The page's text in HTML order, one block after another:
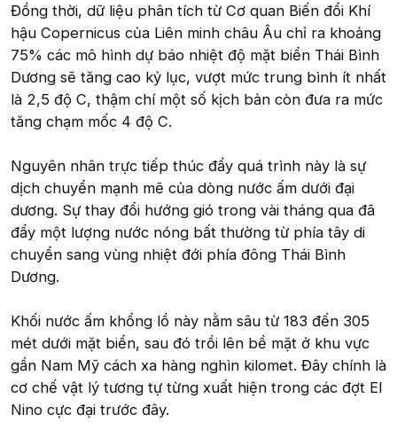
Đồng thời, dữ liệu phân tích từ Cơ quan Biến đổi Khí
hậu Copernicus của Liên minh châu Âu chỉ ra khoảng
75% các mô hình dự báo nhiệt độ mặt biển Thái Bình
Dương sẽ tăng cao kỷ lục, vượt mức trung bình ít nhất
là 2,5 độ C, thậm chí một số kịch bản còn đưa ra mức
tăng chạm mốc 4 độ C.
Nguyên nhân trực tiếp thúc đẩy quá trình này là sự
dịch chuyển mạnh mẽ của dòng nước ấm dưới đại
dương. Sự thay đổi hướng gió trong vài tháng qua đã
đẩy một lượng nước nóng bất thường từ phía tây di
chuyển sang vùng nhiệt đới phía đông Thái Bình
Dương.
Khối nước ấm khổng lồ này nằm sâu từ 183 đến 305
mét dưới mặt biển, sau đó trồi lên bề mặt ở khu vực
gần Nam Mỹ cách xa hàng nghìn kilomet. Đây chính là
cơ chế vật lý tương tự từng xuất hiện trong các đợt El
Nino cực đại trước đây.